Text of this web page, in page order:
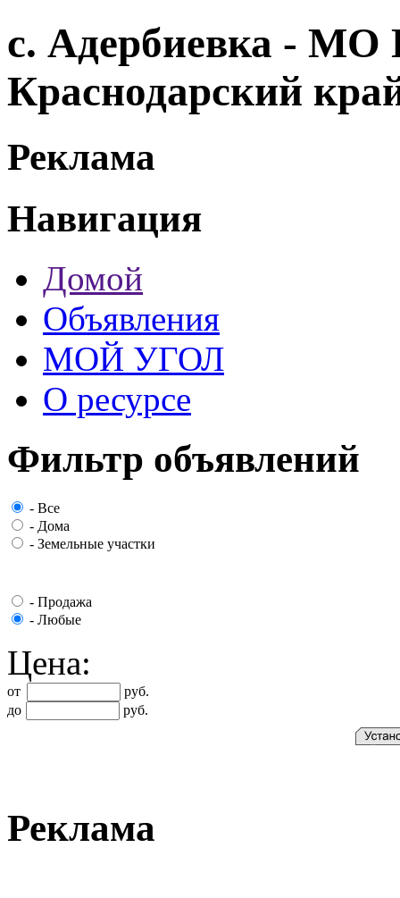
с. Адербиевка - МО
Краснодарский
Реклама
Навигация
Домой
Объявления
МОЙ УГОЛ
О ресурсе
Фильтр объявлений
- Все
- Дома
- Земельные участки
- Продажа
- Любые
Цена:
от
руб.
до
руб.
Реклама